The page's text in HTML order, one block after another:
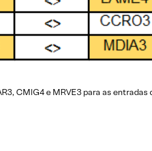
CMIG4 e MRVE3 para as entradas